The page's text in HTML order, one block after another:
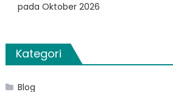
pada Oktober 2026
Kategori
Blog